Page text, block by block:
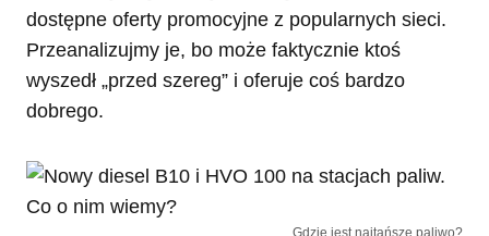
dostępne oferty promocyjne z popularnych sieci.
Przeanalizujmy je, bo może faktycznie ktoś
wyszedł „przed szereg” i oferuje coś bardzo
dobrego.
Gdzie jest najtańsze paliwo?